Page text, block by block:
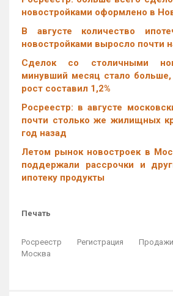
новостройками оформлено в
В августе количество
новостройками выросло почти
Cделок со столичными
минувший месяц стало
рост составил 1,2%
Росреестр: в августе
почти столько же жилищных
год назад
Летом рынок новостроек в
поддержали рассрочки и
ипотеку продукты
Печать
Росреестр Регистрация Продажи
Москва